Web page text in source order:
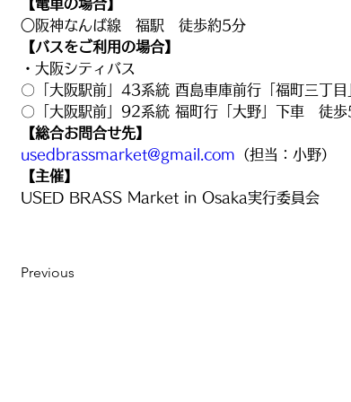
【電車の場合】
○阪神なんば線　福駅　徒歩約5分
【バスをご利用の場合】
・大阪シティバス
〇「大阪駅前」43系統 酉島車庫前行「福町三丁
〇「大阪駅前」92系統 福町行「大野」下車　徒
【総合お問合せ先】
usedbrassmarket@gmail.com （担当：小野）
【主催】
USED BRASS Market in Osaka実行委員会
Previous